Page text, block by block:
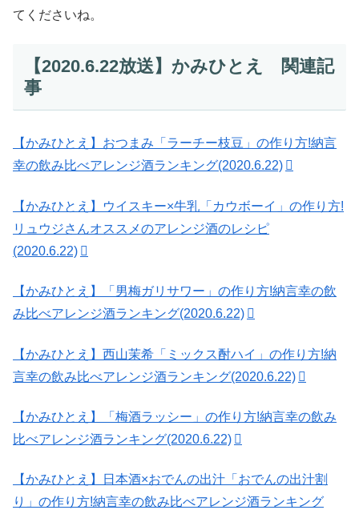
てくださいね。
【2020.6.22放送】かみひとえ 関連記
事
【かみひとえ】おつまみ「ラーチー枝豆」の作り方!納言
幸の飲み比べアレンジ酒ランキング(2020.6.22)
【かみひとえ】ウイスキー×牛乳「カウボーイ」の作り方!
リュウジさんオススメのアレンジ酒のレシピ
(2020.6.22)
【かみひとえ】「男梅ガリサワー」の作り方!納言幸の飲
み比べアレンジ酒ランキング(2020.6.22)
【かみひとえ】西山茉希「ミックス酎ハイ」の作り方!納
言幸の飲み比べアレンジ酒ランキング(2020.6.22)
【かみひとえ】「梅酒ラッシー」の作り方!納言幸の飲み
比べアレンジ酒ランキング(2020.6.22)
【かみひとえ】日本酒×おでんの出汁「おでんの出汁割
り」の作り方!納言幸の飲み比べアレンジ酒ランキング